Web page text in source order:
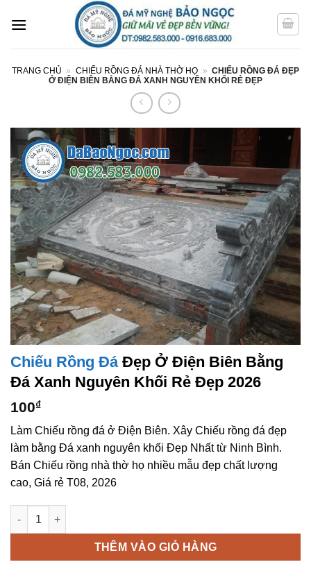
qua
TRANG CHỦ » CHIẾU RỒNG ĐÁ NHÀ THỜ HỌ » CHIẾU RỒNG ĐÁ ĐẸP
Ở ĐIỆN BIÊN BẰNG ĐÁ XANH NGUYÊN KHỐI RẺ ĐẸP
Chiếu Rồng ĐáĐẹp Ở Điện Biên Bằng
Đá Xanh Nguyên Khối Rẻ Đẹp 2026
100₫
Làm Chiếu rồng đá ở Điện Biên. Xây Chiếu rồng đá đẹp
làm bằng Đá xanh nguyên khối Đẹp Nhất từ Ninh Bình.
Bán Chiếu rồng nhà thờ họ nhiều mẫu đẹp chất lượng
cao, Giá rẻ T08, 2026
Chiếu rồng đá đẹp ở Điện Biên bằng Đá xanh nguyên khối rẻ
THÊM VÀO GIỎ HÀNG